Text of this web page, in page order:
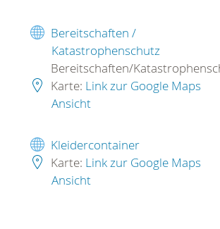
Bereitschaften /
Katastrophenschutz
Bereitschaften/
Karte: Link zur Google Maps
Ansicht
Kleidercontainer
Karte: Link zur Google Maps
Ansicht